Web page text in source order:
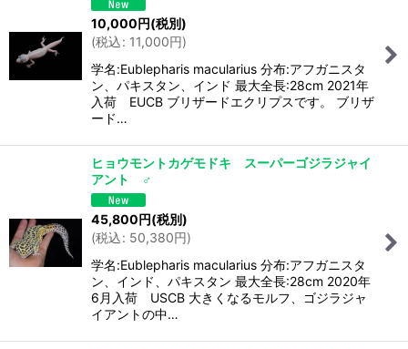
10,000円(税別)
(税込: 11,000円)
学名:Eublepharis macularius 分布:アフガニスタ
ン、パキスタン、インド 最大全長:28cm 2021年
入荷 EUCB ブリザードエクリプスです。 ブリザ
ード…
ヒョウモントカゲモドキ スーパーゴジラジャイ
アント ♂
45,800円(税別)
(税込: 50,380円)
学名:Eublepharis macularius 分布:アフガニスタ
ン、インド、パキスタン 最大全長:28cm 2020年
6月入荷 USCB 大きくなるモルフ、ゴジラジャ
イアントの中…